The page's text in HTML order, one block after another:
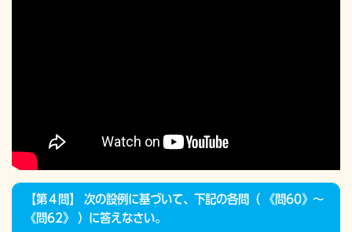
【第４問】 次の設例に基づいて、下記の各問（ 《問60》～
《問62》 ）に答えなさい。